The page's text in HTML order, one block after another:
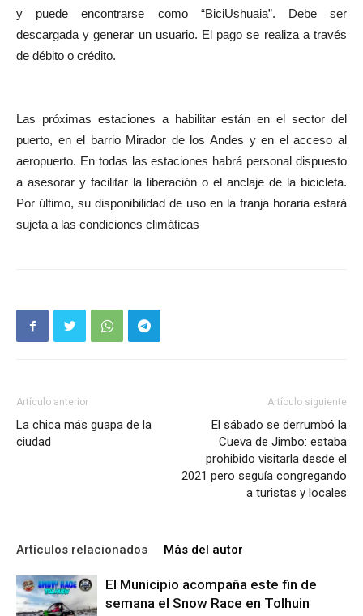
y puede encontrarse como “BiciUshuaia”. Debe ser
descargada y generar un usuario. El pago se realiza a través
de débito o crédito.
Las próximas estaciones a habilitar están en el sector del
puerto, en el barrio Mirador de los Andes y en el acceso al
aeropuerto. En todas las estaciones habrá personal dispuesto
a asesorar y facilitar la liberación o el anclaje de la bicicleta.
Por último, su disponibilidad de uso en la franja horaria estará
sujeta a las condiciones climáticas
Artículo anterior
La chica más guapa de la
ciudad
Artículo siguiente
El sábado se derrumbó la
Cueva de Jimbo: estaba
prohibido visitarla desde el
2021 pero seguía congregando
a turistas y locales
Artículos relacionados Más del autor
El Municipio acompaña este fin de
semana el Snow Race en Tolhuin